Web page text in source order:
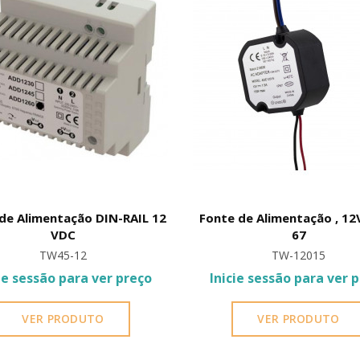
o controlador metálico TW-S7 MF junto ao vão da porta
a ligação à infraestrutura de alimentação eléctrica estável
ou electroímanes).
compacta e robusta (73 x 73 x 20 mm) com elevada
a utilização de teclados físicos complexos no terminal
Alimentação DIN-RAIL 12
VDC
TW45-12
sessão para ver preço
VER PRODUTO
Fonte de Alimentação ,
67
TW-12015
Inicie sessão para ver
VER PRODUTO